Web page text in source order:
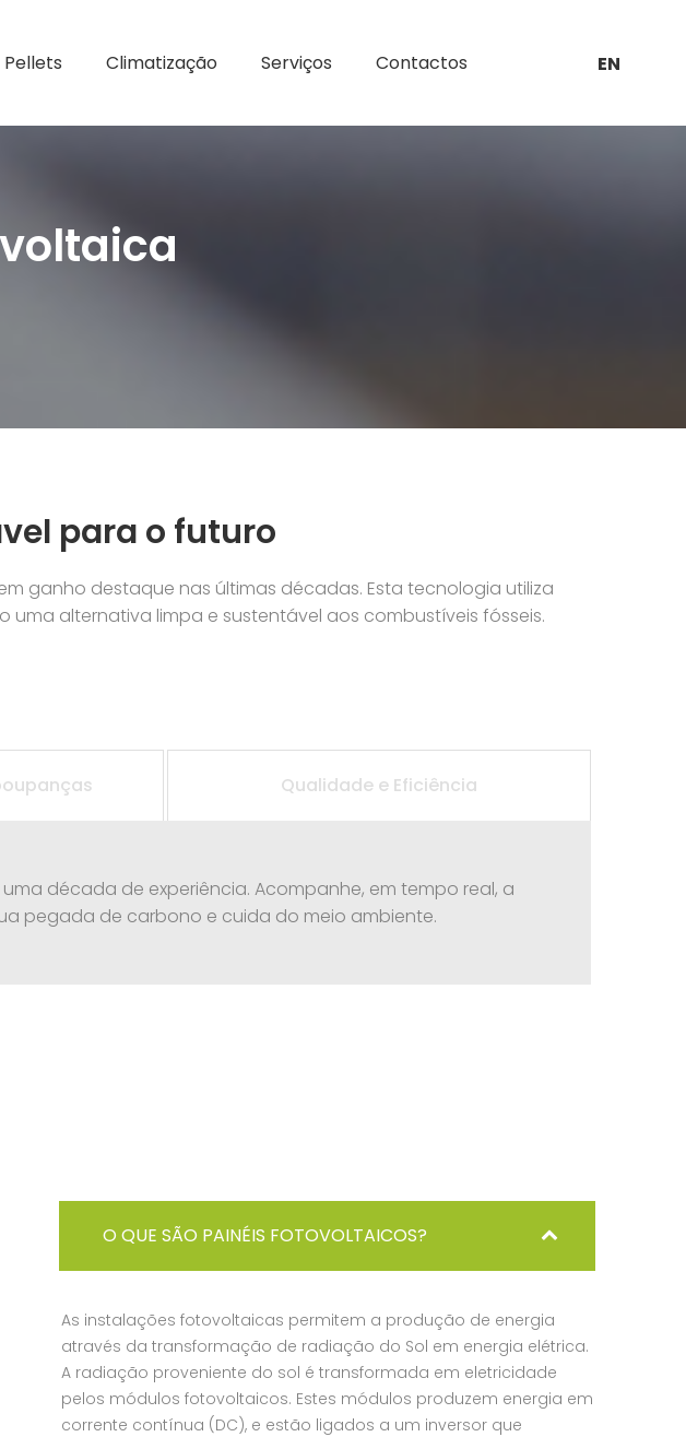
Pellets Climatização Serviços Contactos EN
para o futuro
ganho destaque nas últimas décadas. Esta tecnologia utiliza
alternativa limpa e sustentável aos combustíveis fósseis.
Qualidade e Eficiência
década de experiência. Acompanhe, em tempo real, a
pegada de carbono e cuida do meio ambiente.
O QUE SÃO PAINÉIS FOTOVOLTAICOS?
As instalações fotovoltaicas permitem a produção de energia
através da transformação de radiação do Sol em energia elétrica.
A radiação proveniente do sol é transformada em eletricidade
pelos módulos fotovoltaicos. Estes módulos produzem energia em
corrente contínua (DC), e estão ligados a um inversor que